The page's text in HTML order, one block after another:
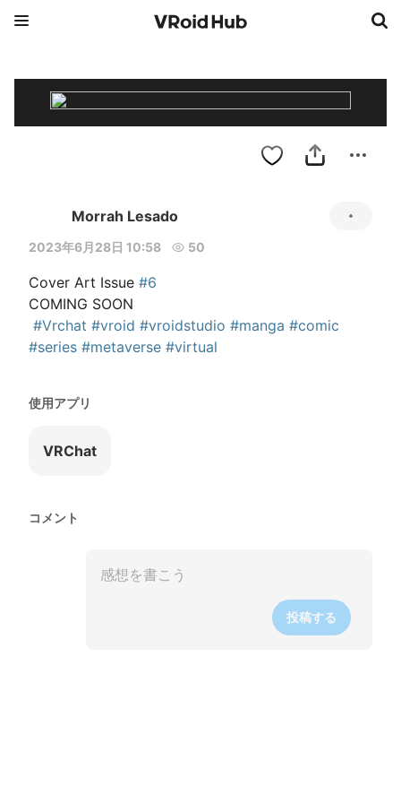
Morrah Lesado
2023年6月28日 10:58 50
Cover Art Issue #6
COMING SOON
#Vrchat #vroid #vroidstudio #manga #comic
#series #metaverse #virtual
使用アプリ
VRChat
コメント
投稿する